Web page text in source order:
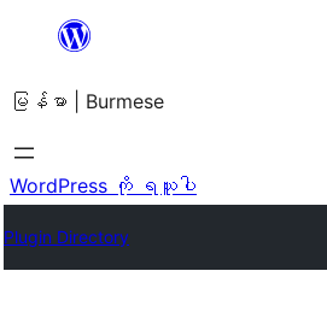
အကြောင်းအရာ
ကျော်သွား
ရန်
မြန်မာ | Burmese
WordPress ကို ရယူပါ
Plugin Directory